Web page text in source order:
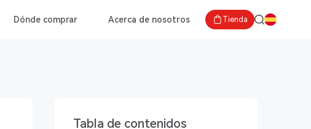
Dónde comprar Acerca de nosotros Tienda
Tabla de contenidos